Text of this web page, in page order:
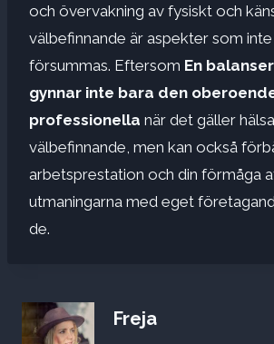
och övervakning av fysiskt och
välbefinnande är aspekter som
försummas. Eftersom En
gynnar inte bara den
professionella när det gäller
välbefinnande, men kan också
arbetsprestation och din förmåga
utmaningarna med eget
de.
Freja